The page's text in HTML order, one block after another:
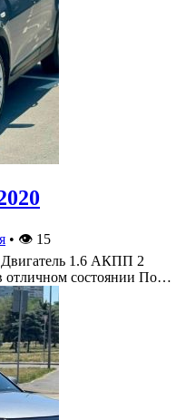
• 👁 15
1.6 АКПП 2
отличном состоянии По…